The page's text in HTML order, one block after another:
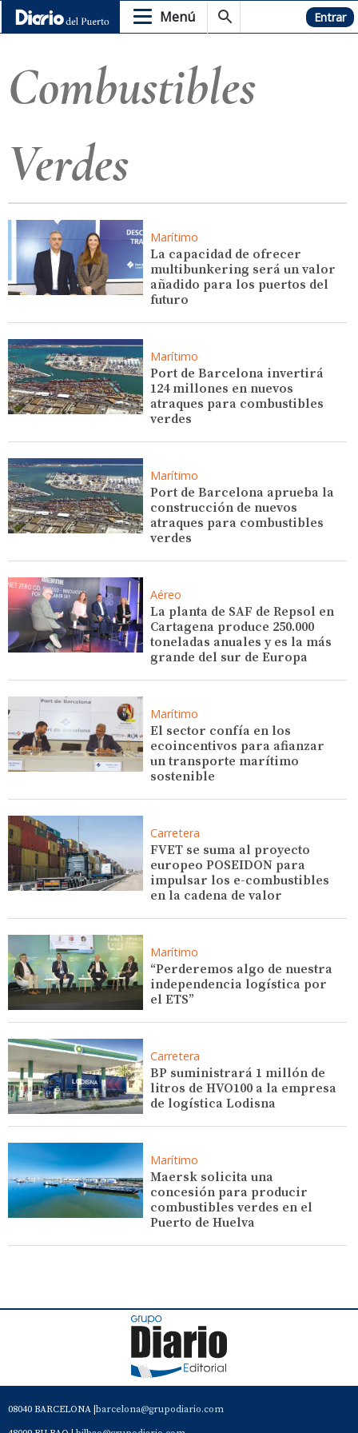
Menú Hemeroteca Entrar
Combustibles
Verdes
Marítimo
La capacidad de ofrecer
multibunkering será un valor
añadido para los puertos del
futuro
Marítimo
Port de Barcelona invertirá
124 millones en nuevos
atraques para combustibles
verdes
Marítimo
Port de Barcelona aprueba la
construcción de nuevos
atraques para combustibles
verdes
Aéreo
La planta de SAF de Repsol en
Cartagena produce 250.000
toneladas anuales y es la más
grande del sur de Europa
Marítimo
El sector confía en los
ecoincentivos para afianzar
un transporte marítimo
sostenible
Carretera
FVET se suma al proyecto
europeo POSEIDON para
impulsar los e-combustibles
en la cadena de valor
Marítimo
“Perderemos algo de nuestra
independencia logística por
el ETS”
Carretera
BP suministrará 1 millón de
litros de HVO100 a la empresa
de logística Lodisna
Marítimo
Maersk solicita una
concesión para producir
combustibles verdes en el
Puerto de Huelva
08040 BARCELONA | barcelona@grupodiario.com